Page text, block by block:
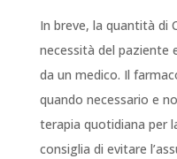
In breve, la quantità di
necessità del paziente
da un medico. Il
quando necessario e
terapia quotidiana per
consiglia di evitare